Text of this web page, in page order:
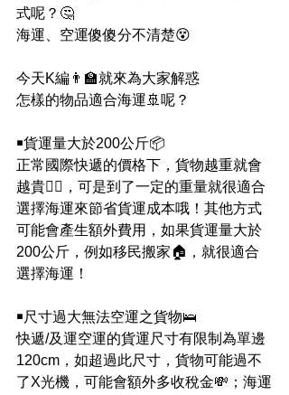
式呢？🤔
海運、空運傻傻分不清楚😵
今天K編👨‍🏫就來為大家解惑
怎樣的物品適合海運🚢呢？
￭貨運量大於200公斤📦
正常國際快遞的價格下，貨物越重就會
越貴🙅‍♂，可是到了一定的重量就很適合
選擇海運來節省貨運成本哦！其他方式
可能會產生額外費用，如果貨運量大於
200公斤，例如移民搬家🏠，就很適合
選擇海運！
￭尺寸過大無法空運之貨物🛌
快遞/及運空運的貨運尺寸有限制為單邊
120cm，如超過此尺寸，貨物可能過不
了X光機，可能會額外多收稅金💸；海運